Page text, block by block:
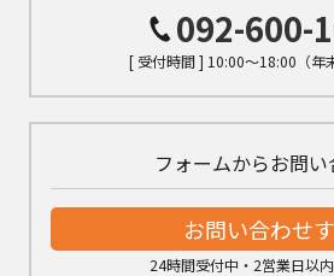
092-600-
[ 受付時間 ] 10:00～18:00（年
フォームからお問い
お問い合わせ
24時間受付中・2営業日以